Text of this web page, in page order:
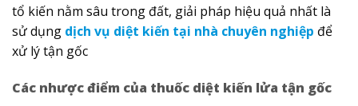
tổ kiến nằm sâu trong đất, giải pháp hiệu quả nhất là
sử dụng dịch vụ diệt kiến tại nhà chuyên nghiệp để
xử lý tận gốc
Các nhược điểm của thuốc diệt kiến lửa tận gốc